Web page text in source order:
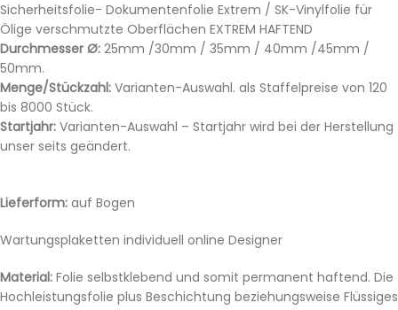
Sicherheitsfolie- Dokumentenfolie Extrem / SK-Vinylfolie für
Ölige verschmutzte Oberflächen EXTREM HAFTEND
Durchmesser Ø: 25mm /30mm / 35mm / 40mm /45mm /
50mm.
Menge/Stückzahl: Varianten-Auswahl. als Staffelpreise von 120
bis 8000 Stück.
Startjahr: Varianten-Auswahl – Startjahr wird bei der Herstellung
unser seits geändert.
Lieferform: auf Bogen
Wartungsplaketten individuell online Designer
Material: Folie selbstklebend und somit permanent haftend. Die
Hochleistungsfolie plus Beschichtung beziehungsweise Flüssiges